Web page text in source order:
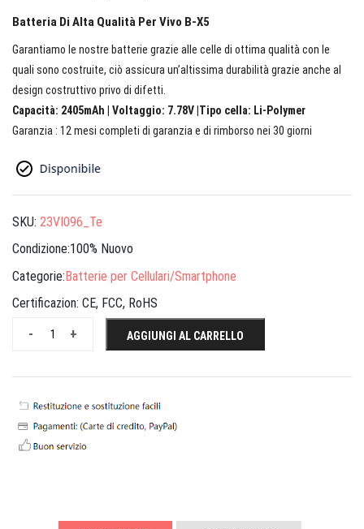
Batteria Di Alta Qualità Per Vivo B-X5
Garantiamo le nostre batterie grazie alle celle di ottima qualità con le
quali sono costruite, ciò assicura un’altissima durabilità grazie anche al
design costruttivo privo di difetti.
Capacità: 2405mAh | Voltaggio: 7.78V |Tipo cella: Li-Polymer
Garanzia : 12 mesi completi di garanzia e di rimborso nei 30 giorni
SKU: 23VI096_Te
Condizione:100% Nuovo
Categorie:Batterie per Cellulari/Smartphone
Certificazion: CE, FCC, RoHS
+
- AGGIUNGI AL CARRELLO